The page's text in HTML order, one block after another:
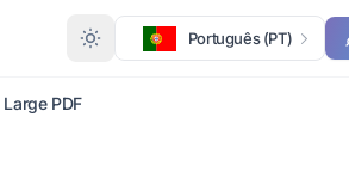
Português (PT)
PDF